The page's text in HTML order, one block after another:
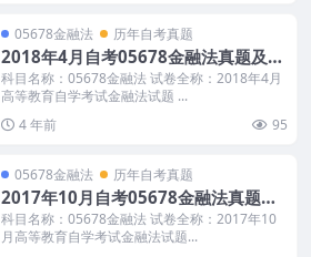
05678金融法 历年自考真题
2018年4月自考05678金融法真题及答
案
科目名称：05678金融法 试卷全称：2018年4月
高等教育自学考试金融法试题 ...
4 年前
95
05678金融法 历年自考真题
2017年10月自考05678金融法真题及
答案
科目名称：05678金融法 试卷全称：2017年10
月高等教育自学考试金融法试题...